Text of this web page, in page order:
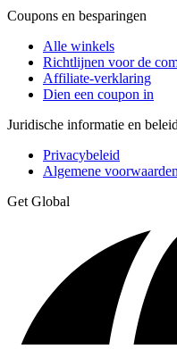
Coupons en besparingen
Alle winkels
Richtlijnen voor de
Affiliate-verklaring
Dien een coupon in
Juridische informatie en beleid
Privacybeleid
Algemene voorwaarden
Get Global